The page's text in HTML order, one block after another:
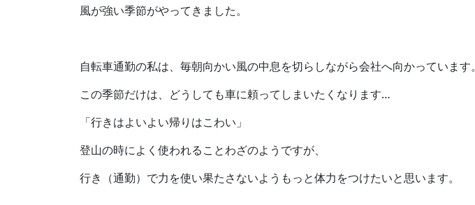
風が強い季節がやってきました。
自転車通勤の私は、毎朝向かい風の中息を切らしながら会社へ向かっています。
この季節だけは、どうしても車に頼ってしまいたくなります…
「行きはよいよい帰りはこわい」
登山の時によく使われることわざのようですが、
行き（通勤）で力を使い果たさないようもっと体力をつけたいと思います。